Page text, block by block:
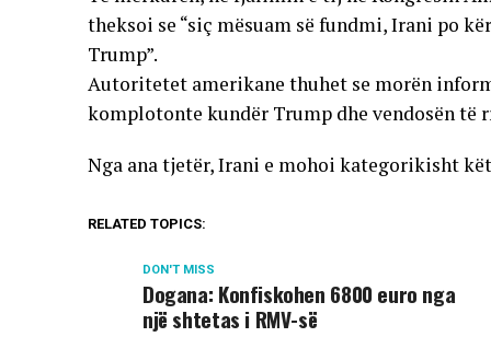
theksoi se “siç mësuam së fundmi, Irani po
Trump”.
Autoritetet amerikane thuhet se morën
komplotonte kundër Trump dhe vendosën të
Nga ana tjetër, Irani e mohoi kategorikisht
RELATED TOPICS:
DON'T MISS
Dogana: Konfiskohen 6800 euro nga
një shtetas i RMV-së